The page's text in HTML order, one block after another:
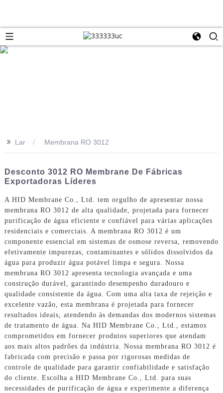
>> Lar Membrana RO 3012
Desconto 3012 RO Membrane De Fábricas
Exportadoras Líderes
A HID Membrane Co., Ltd. tem orgulho de apresentar nossa
membrana RO 3012 de alta qualidade, projetada para fornecer
purificação de água eficiente e confiável para várias aplicações
residenciais e comerciais. A membrana RO 3012 é um
componente essencial em sistemas de osmose reversa, removendo
efetivamente impurezas, contaminantes e sólidos dissolvidos da
água para produzir água potável limpa e segura. Nossa
membrana RO 3012 apresenta tecnologia avançada e uma
construção durável, garantindo desempenho duradouro e
qualidade consistente da água. Com uma alta taxa de rejeição e
excelente vazão, esta membrana é projetada para fornecer
resultados ideais, atendendo às demandas dos modernos sistemas
de tratamento de água. Na HID Membrane Co., Ltd., estamos
comprometidos em fornecer produtos superiores que atendam
aos mais altos padrões da indústria. Nossa membrana RO 3012 é
fabricada com precisão e passa por rigorosas medidas de
controle de qualidade para garantir confiabilidade e satisfação
do cliente. Escolha a HID Membrane Co., Ltd. para suas
necessidades de purificação de água e experimente a diferença